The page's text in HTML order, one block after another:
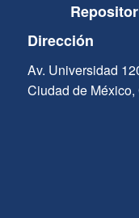
Dirección
Av. Universidad
Ciudad de México,